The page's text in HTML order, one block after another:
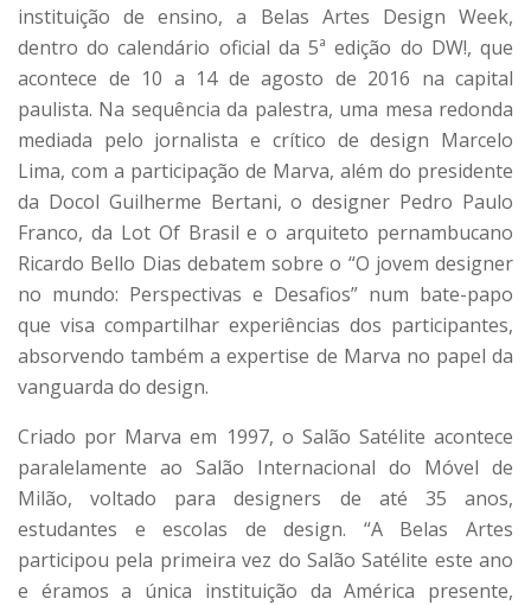
instituição de ensino, a Belas Artes Design Week,
dentro do calendário oficial da 5ª edição do DW!, que
acontece de 10 a 14 de agosto de 2016 na capital
paulista. Na sequência da palestra, uma mesa redonda
mediada pelo jornalista e crítico de design Marcelo
Lima, com a participação de Marva, além do presidente
da Docol Guilherme Bertani, o designer Pedro Paulo
Franco, da Lot Of Brasil e o arquiteto pernambucano
Ricardo Bello Dias debatem sobre o “O jovem designer
no mundo: Perspectivas e Desafios” num bate-papo
que visa compartilhar experiências dos participantes,
absorvendo também a expertise de Marva no papel da
vanguarda do design.
Criado por Marva em 1997, o Salão Satélite acontece
paralelamente ao Salão Internacional do Móvel de
Milão, voltado para designers de até 35 anos,
estudantes e escolas de design. “A Belas Artes
participou pela primeira vez do Salão Satélite este ano
e éramos a única instituição da América presente,